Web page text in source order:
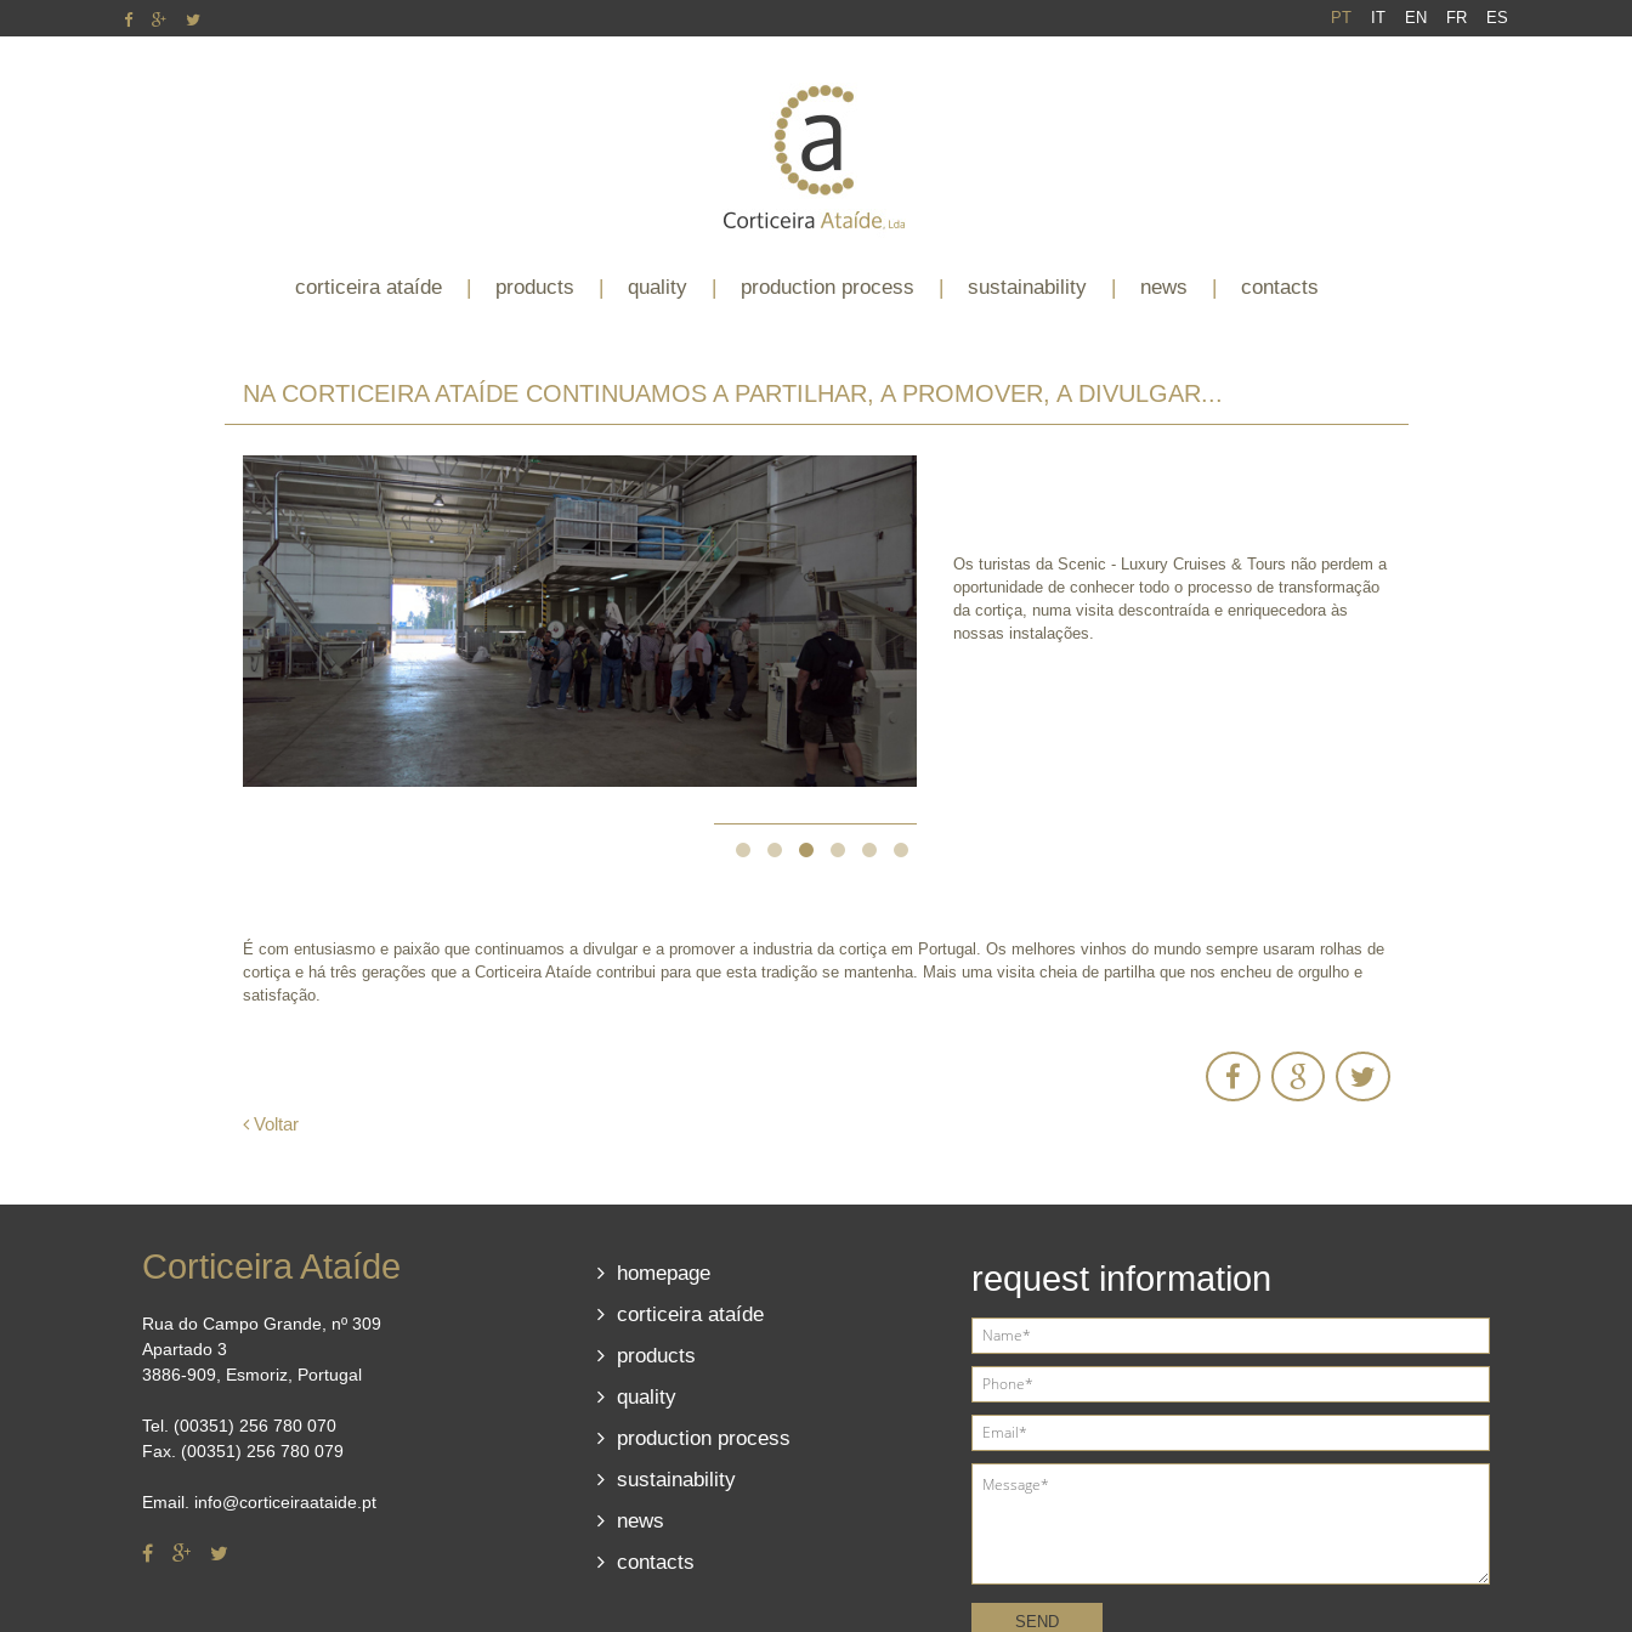
PT IT EN FR ES
corticeira ataíde | products | quality | production process | sustainability | news | contacts
NA CORTICEIRA ATAÍDE CONTINUAMOS A PARTILHAR, A PROMOVER, A DIVULGAR...
Os turistas da Scenic - Luxury Cruises & Tours não perdem a
oportunidade de conhecer todo o processo de transformação
da cortiça, numa visita descontraída e enriquecedora às
nossas instalações.
É com entusiasmo e paixão que continuamos a divulgar e a promover a industria da cortiça em Portugal. Os melhores vinhos do mundo sempre usaram rolhas de
cortiça e há três gerações que a Corticeira Ataíde contribui para que esta tradição se mantenha. Mais uma visita cheia de partilha que nos encheu de orgulho e
satisfação.
Voltar
Corticeira Ataíde
Rua do Campo Grande, nº 309
Apartado 3
3886-909, Esmoriz, Portugal
Tel. (00351) 256 780 070
Fax. (00351) 256 780 079
Email. info@corticeiraataide.pt
homepage
corticeira ataíde
products
quality
production process
sustainability
news
contacts
request information